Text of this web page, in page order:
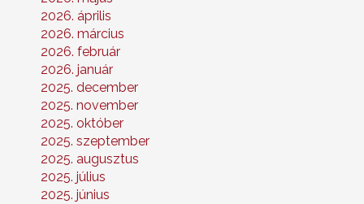
2026. április
2026. március
2026. február
2026. január
2025. december
2025. november
2025. október
2025. szeptember
2025. augusztus
2025. július
2025. június